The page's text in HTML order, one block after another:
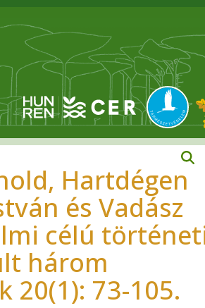
Hartdégen
és Vadász
célú
három
20(1): 73-105.